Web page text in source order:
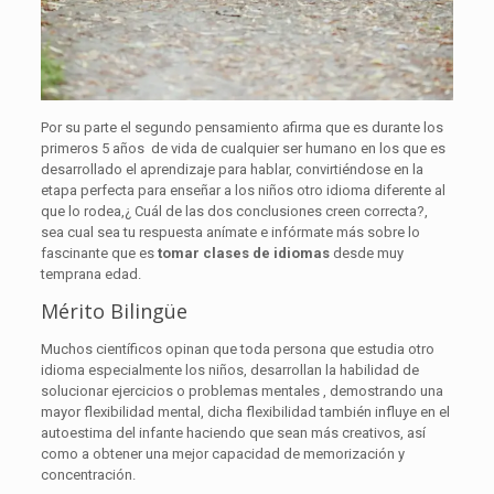
Por su parte el segundo pensamiento afirma que es durante los
primeros 5 años de vida de cualquier ser humano en los que es
desarrollado el aprendizaje para hablar, convirtiéndose en la
etapa perfecta para enseñar a los niños otro idioma diferente al
que lo rodea,¿ Cuál de las dos conclusiones creen correcta?,
sea cual sea tu respuesta anímate einfórmate más sobre lo
fascinante que estomar clases de idiomas desde muy
temprana edad.
Mérito Bilingüe
Muchos científicos opinan que toda persona que estudia otro
idioma especialmente los niños, desarrollan la habilidad de
solucionar ejercicios o problemas mentales , demostrando una
mayor flexibilidad mental, dicha flexibilidad también influye en el
autoestima del infante haciendo que sean más creativos, así
como a obtener una mejor capacidad de memorización y
concentración.